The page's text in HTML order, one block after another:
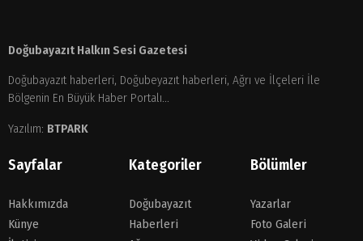
Doğubayazıt Halkın Sesi Gazetesi
Doğubayazıt haberleri, Doğubeyazıt haberleri, Ağrı ve İlçeleri İle
Bölgenin En Büyük Haber Portalı...
Yazılım: BTPARK
Sayfalar
Hakkımızda
Künye
Kategoriler
Doğubayazıt
Haberleri
Bölümler
Yazarlar
Foto Galeri